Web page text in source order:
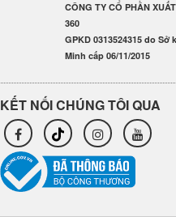
CÔNG TY CỔ PHẦN
360
GPKD 0313524315 do
Minh cấp 06/11/2015
KẾT NỐI CHÚNG TÔI QUA